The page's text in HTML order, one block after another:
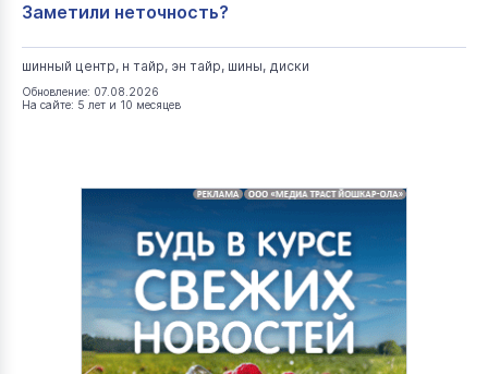
Заметили неточность?
шинный центр, н тайр, эн тайр, шины, диски
Обновление: 07.08.2026
На сайте: 5 лет и 10 месяцев